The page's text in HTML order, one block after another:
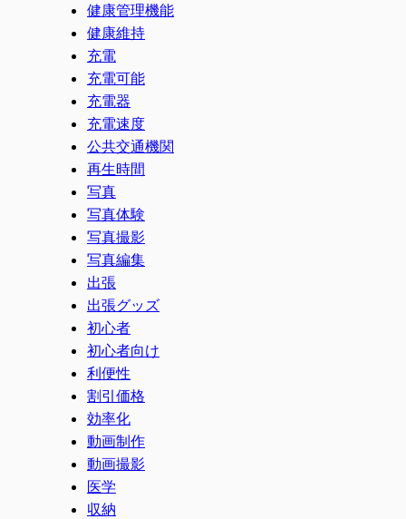
健康管理機能
健康維持
充電
充電可能
充電器
充電速度
公共交通機関
再生時間
写真
写真体験
写真撮影
写真編集
出張
出張グッズ
初心者
初心者向け
利便性
割引価格
効率化
動画制作
動画撮影
医学
収納